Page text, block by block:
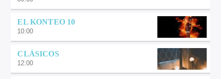
EL KONTEO 10
10:00
CLÁSICOS
12:00